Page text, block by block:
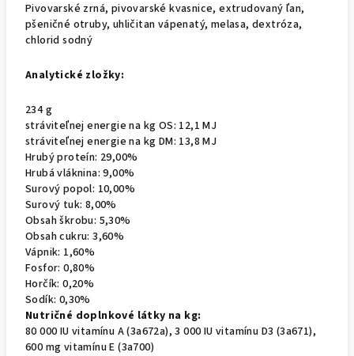
Pivovarské zrná, pivovarské kvasnice, extrudovaný ľan,
pšeničné otruby, uhličitan vápenatý, melasa, dextróza,
chlorid sodný
Analytické zložky:
234 g
stráviteľnej energie na kg OS: 12,1 MJ
stráviteľnej energie na kg DM: 13,8 MJ
Hrubý proteín: 29,00%
Hrubá vláknina: 9,00%
Surový popol: 10,00%
Surový tuk: 8,00%
Obsah škrobu: 5,30%
Obsah cukru: 3,60%
Vápnik: 1,60%
Fosfor: 0,80%
Horčík: 0,20%
Sodík: 0,30%
Nutričné ​​doplnkové látky na kg:
80 000 IU vitamínu A (3a672a), 3 000 IU vitamínu D3 (3a671),
600 mg vitamínu E (3a700)